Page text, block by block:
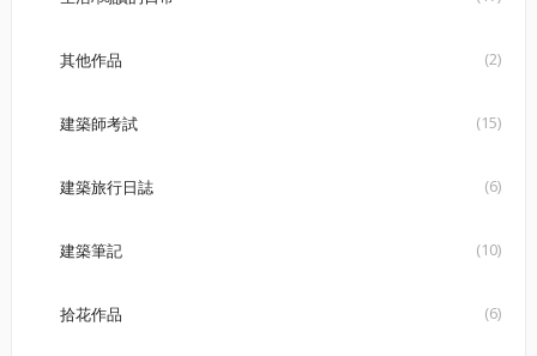
其他作品 (2)
建築師考試 (15)
建築旅行日誌 (6)
建築筆記 (10)
拾花作品 (6)